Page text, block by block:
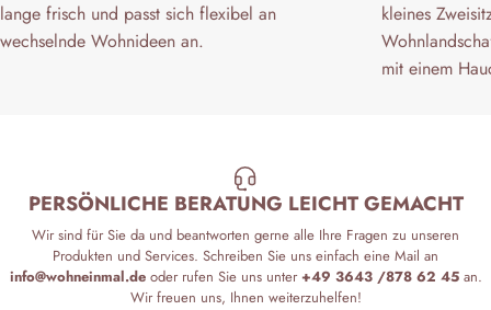
lange frisch und passt sich flexibel an
wechselnde Wohnideen an.
kleines
mit einem
PERSÖNLICHE BERATUNG LEICHT GEMACHT
Wir sind für Sie da und beantworten gerne alle Ihre Fragen zu unseren
Produkten und Services. Schreiben Sie uns einfach eine Mail an
info@wohneinmal.deoder rufen Sie uns unter+49 3643 /878 62 45an.
Wir freuen uns, Ihnen weiterzuhelfen!